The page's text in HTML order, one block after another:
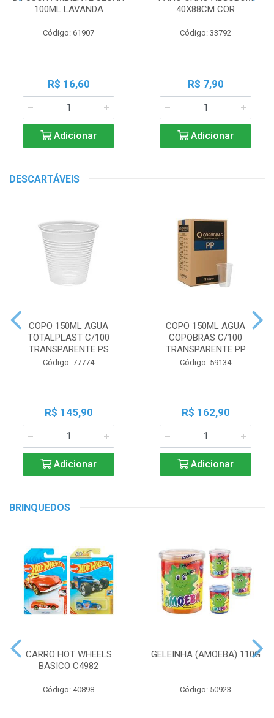
100ML LAVANDA
Código: 61907
R$ 16,60
Adicionar
40X88CM COR
Código: 33792
R$ 7,90
Adicionar
DESCARTÁVEIS
COPO 150ML AGUA
TOTALPLAST C/100
TRANSPARENTE PS
Código: 77774
R$ 145,90
Adicionar
COPO 150ML AGUA
COPOBRAS C/100
TRANSPARENTE PP
Código: 59134
R$ 162,90
Adicionar
BRINQUEDOS
CARRO HOT WHEELS
BASICO C4982
Código: 40898
GELEINHA (AMOEBA) 110G
Código: 50923